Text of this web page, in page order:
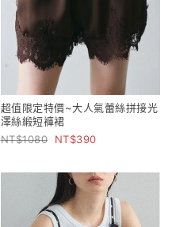
超值限定特價~大人氣蕾絲拼接光
澤絲緞短褲裙
1080
390